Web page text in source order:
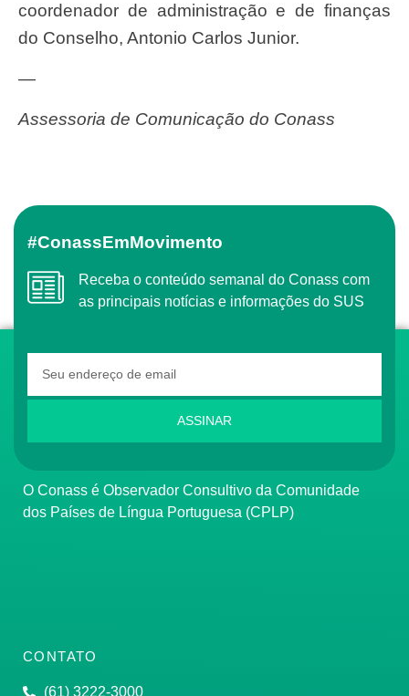
coordenador de administração e de finanças
do Conselho, Antonio Carlos Junior.
—
Assessoria de Comunicação do Conass
#ConassEmMovimento
Receba o conteúdo semanal do Conass com
as principais notícias e informações do SUS
ASSINAR
O Conass é Observador Consultivo da Comunidade
dos Países de Língua Portuguesa (CPLP)
CONTATO
(61) 3222-3000